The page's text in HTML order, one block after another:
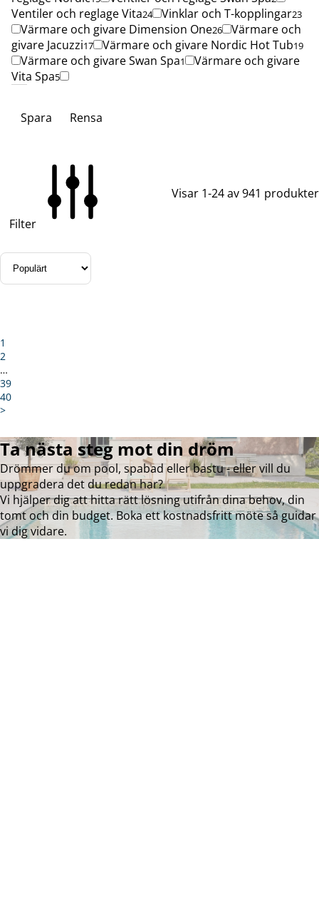
Ventiler och reglage Vita24 Vinklar och T-kopplingar23
Värmare och givare Dimension One26
Värmare och
givare Jacuzzi17 Värmare och givare Nordic Hot Tub19
Värmare och givare Swan Spa1
Värmare och givare
Vita Spa5
Spara Rensa
Filter
Visar 1-24 av 941 produkter
1
2
…
39
40
>
Ta nästa steg mot din dröm
Drömmer du om pool, spabad eller bastu - eller vill du
uppgradera det du redan har?
Vi hjälper dig att hitta rätt lösning utifrån dina behov, din
tomt och din budget. Boka ett kostnadsfritt möte så guidar
vi dig vidare.